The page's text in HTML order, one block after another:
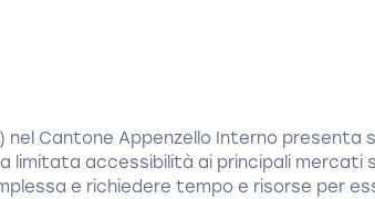
nel Cantone Appenzello Interno presenta
limitata accessibilità ai principali mercati
e richiedere tempo e risorse per